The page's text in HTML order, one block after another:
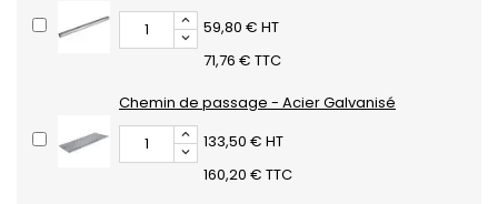
59,80 € HT
71,76 € TTC
Chemin de passage - Acier Galvanisé
133,50 € HT
160,20 € TTC